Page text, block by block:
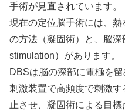
手術が見直されています。
現在の定位脳手術には、
の方法（凝固術）と、脳
stimulation）があります。
DBSは脳の深部に電極を
刺激装置で高頻度で刺激
止させ、凝固術による目